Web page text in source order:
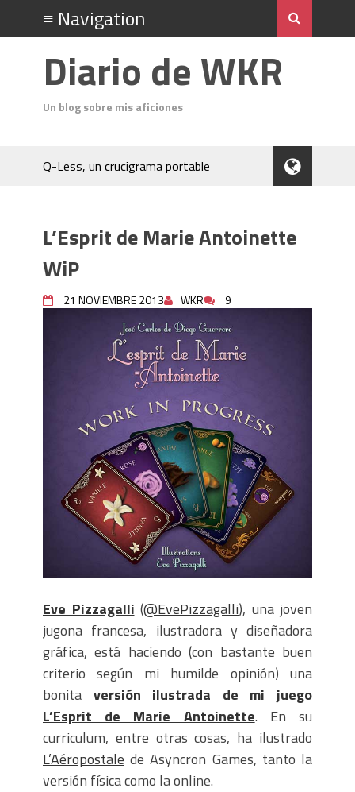
Diario de WKR
Un blog sobre mis aficiones
Q-Less, un crucigrama portable
Destripador
Charocracia
Flip 5 póquer
Odin (póquer)
En el Salón del Rey de la Montaña
Denia, 1,2,3 (hardboiled)
Consejos para crucigramas portables
L’Esprit de Marie Antoinette
WiP
21 NOVIEMBRE 2013 WKR 9
Eve Pizzagalli (@EvePizzagalli), una joven
jugona francesa, ilustradora y diseñadora
gráfica, está haciendo (con bastante buen
criterio según mi humilde opinión) una
bonita versión ilustrada de mi juego
L’Esprit de Marie Antoinette. En su
curriculum, entre otras cosas, ha ilustrado
L’Aéropostale de Asyncron Games, tanto la
versión física como la online.